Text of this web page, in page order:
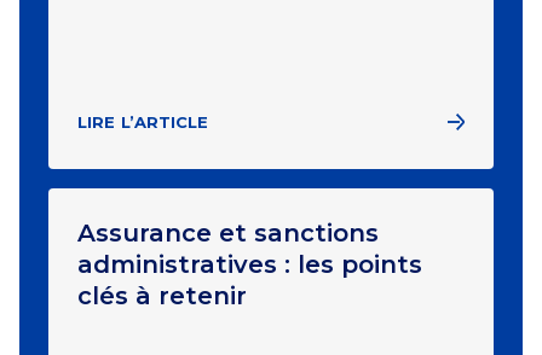
LIRE L’ARTICLE
Assurance et sanctions
administratives : les points
clés à retenir